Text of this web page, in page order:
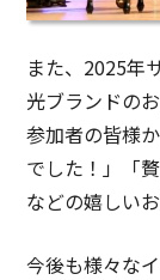
また、2025年
光ブランドの
参加者の皆様
でした！」「
などの嬉しい
今後も様々な